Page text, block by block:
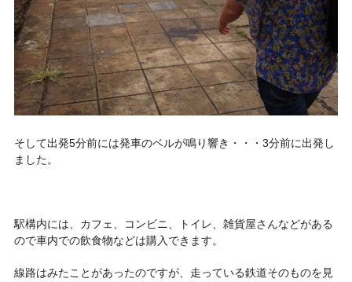
そして出発5分前には発車のベルが鳴り響き・・・3分前に出発し
ました。
駅構内には、カフェ、コンビニ、トイレ、雑貨屋さんなどがある
ので車内での飲食物などは購入できます。
線路はみたことがあったのですが、走っている鉄道そのものを見